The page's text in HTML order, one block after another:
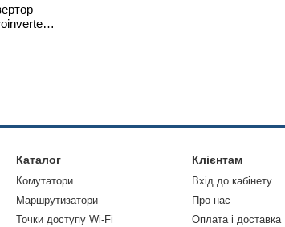
Каталог
Комутатори
Маршрутизатори
Точки доступу Wi-Fi
Клієнтам
Вхід до кабінету
Про нас
Оплата і доставка